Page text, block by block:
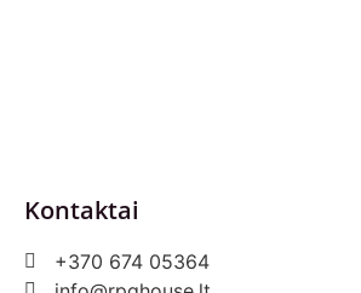
Kontaktai
+370 674 05364